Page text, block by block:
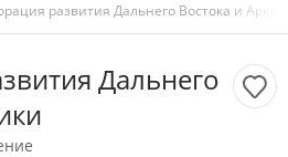
развития Дальнего Востока и
Дальнего